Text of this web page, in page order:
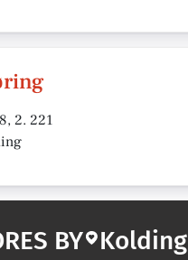
2. 221
BY Kolding